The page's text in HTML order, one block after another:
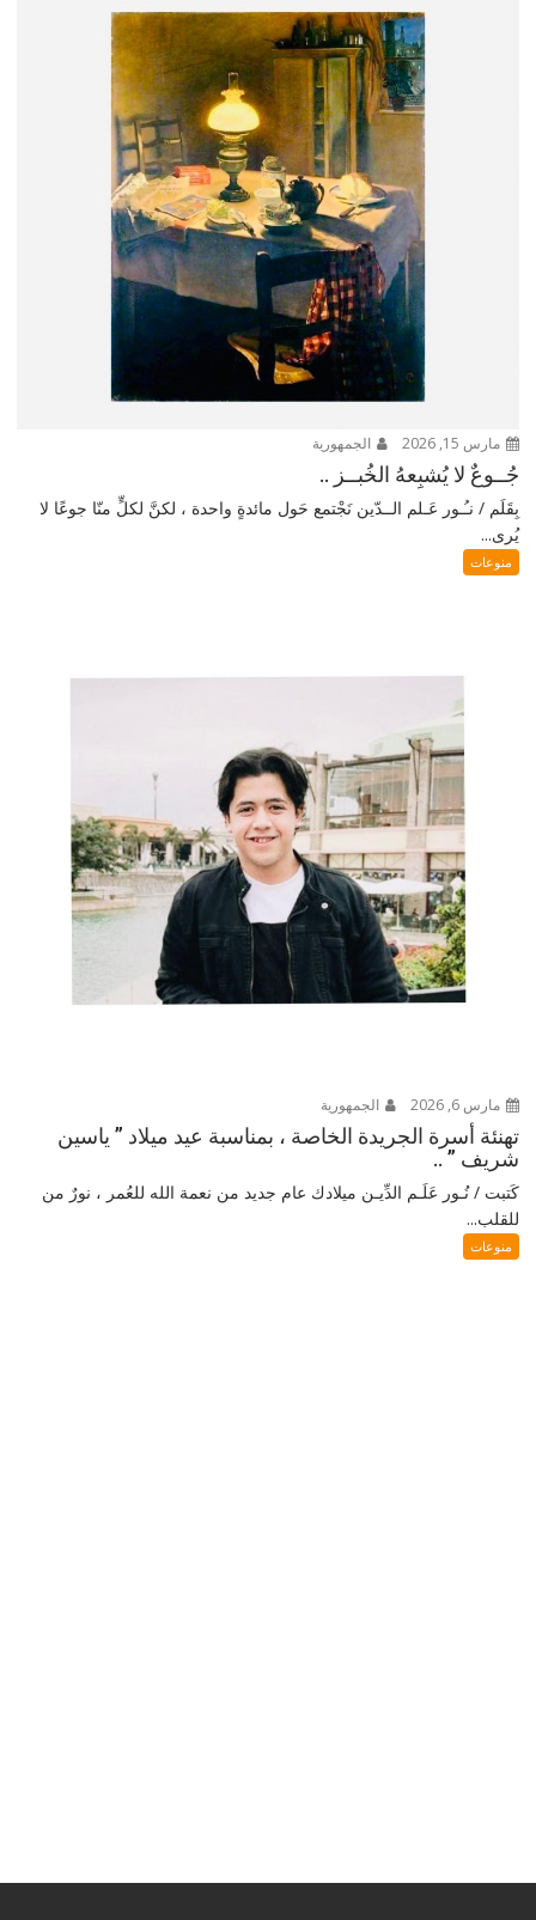
مارس 15, 2026 الجمهورية
جُــوعٌ لا يُشبِعهُ الخُبــز ..
بِقَلَم / نـُـور عَـلم الــدّين نَجْتمع حَول مائدةٍ واحدة ، لكنَّ لكلٍّ منّا جوعًا لا
يُرى...
منوعات
مارس 6, 2026 الجمهورية
تهنئة أسرة الجريدة الخاصة ، بمناسبة عيد ميلاد ” ياسين
شريف ” ..
كَتبت / نُـور عَلَـم الدِّيـن ميلادك عام جديد من نعمة الله للعُمر ، نورٌ من
للقلب...
منوعات